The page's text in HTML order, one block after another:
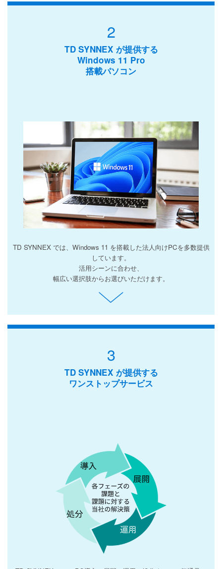
2
TD SYNNEX が提供する
Windows 11 Pro
搭載パソコン
TD SYNNEX では、Windows 11 を搭載した法人向けPCを多数提供
しています。
活用シーンに合わせ、
幅広い選択肢からお選びいただけます。
3
TD SYNNEX が提供する
ワンストップサービス